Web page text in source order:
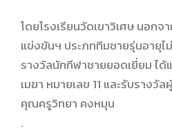
โดยโรงเรียนวัดเขาวิเศษ นอกจ
แข่งขันฯ ประภททีมชายรุ่นอายุไ
รางวัลนักกีฬาชายยอดเยี่ยม ไ
เมฆา หมายเลข 11 และรับราง
คุณครูวิทยา คงหมุน
.